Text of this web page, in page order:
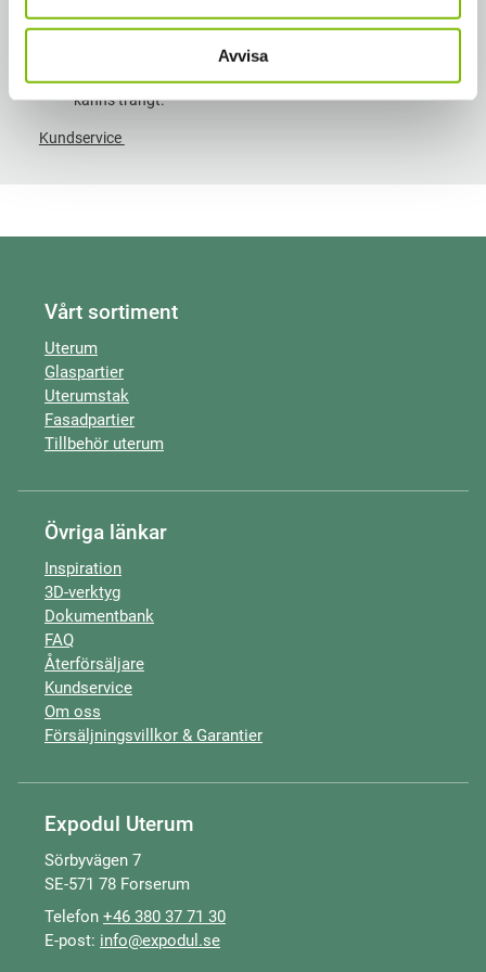
Avvisa
värst mycket i pris, det är inte där pengen ligger! Ett rikt-
mått jag brukar säga är minst 3500mm på djupet. Då
passar de flesta mat- och soffgrupper utan att det
känns trångt.
Kundservice
Vårt sortiment
Uterum
Glaspartier
Uterumstak
Fasadpartier
Tillbehör uterum
Övriga länkar
Inspiration
3D-verktyg
Dokumentbank
FAQ
Återförsäljare
Kundservice
Om oss
Försäljningsvillkor & Garantier
Expodul Uterum
Sörbyvägen 7
SE-571 78 Forserum
Telefon +46 380 37 71 30
E-post: info@expodul.se